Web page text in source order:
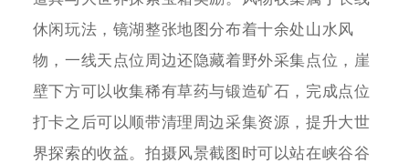
休闲玩法，镜湖整张地图分布着十余处山水风
物，一线天点位周边还隐藏着野外采集点位，崖
壁下方可以收集稀有草药与锻造矿石，完成点位
打卡之后可以顺带清理周边采集资源，提升大世
界探索的收益。拍摄风景截图时可以站在峡谷谷